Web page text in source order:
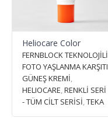
Heliocare Color
FERNBLOCK TEKNOLOJİLİ
FOTO YAŞLANMA KARŞITI
GÜNEŞ KREMİ,
HELIOCARE,RENKLİ SERİ
- TÜM CİLT SERİSİ,TEKA